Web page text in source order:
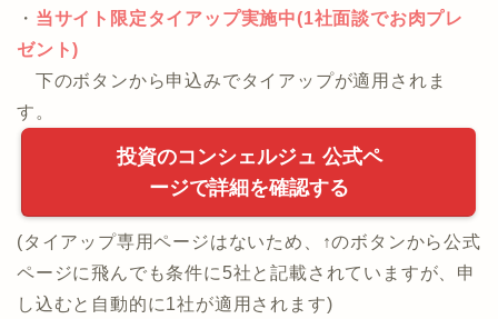
・ 当サイト限定タイアップ実施中(1社面談でお肉プレ
ゼント)
下のボタンから申込みでタイアップが適用されま
す。
投資のコンシェルジュ 公式ペ
ージで詳細を確認する
(タイアップ専用ページはないため、↑のボタンから公式
ページに飛んでも条件に5社と記載されていますが、申
し込むと自動的に1社が適用されます)